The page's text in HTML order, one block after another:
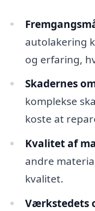
autolakering
og erfaring,
Skadernes
komplekse
koste at
Kvalitet af
andre
kvalitet.
Værkstedets